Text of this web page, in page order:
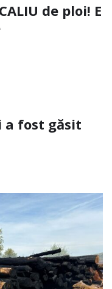
de ploi! E
a fost găsit